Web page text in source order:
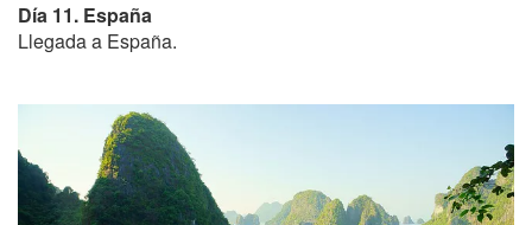
Día 11. España
Llegada a España.